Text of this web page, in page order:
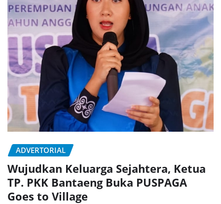
ADVERTORIAL
Wujudkan Keluarga Sejahtera, Ketua
TP. PKK Bantaeng Buka PUSPAGA
Goes to Village